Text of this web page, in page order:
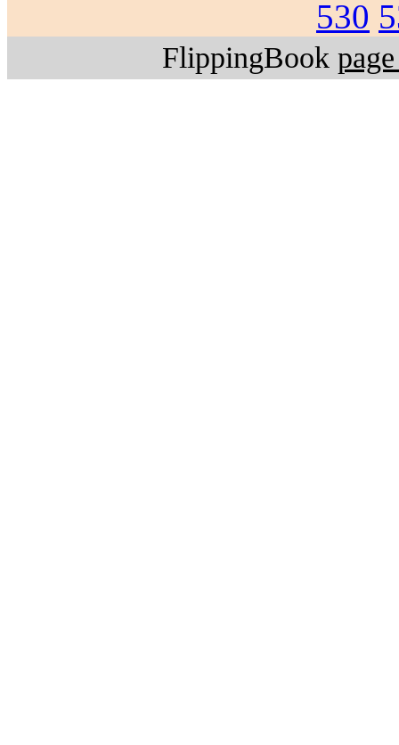
530
FlippingBook